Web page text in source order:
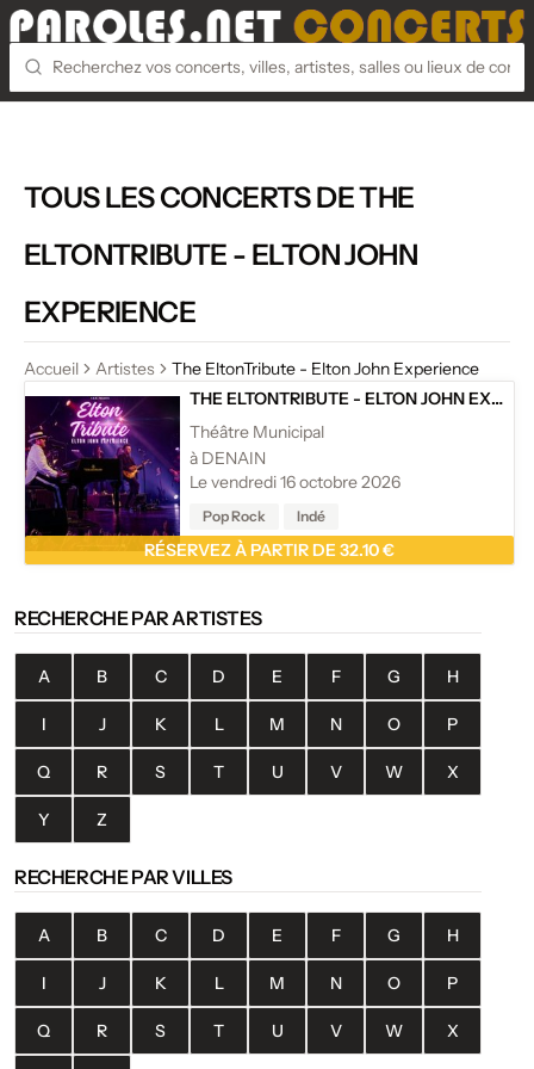
TOUS LES CONCERTS DE THE
ELTONTRIBUTE - ELTON JOHN
EXPERIENCE
Accueil Artistes
The EltonTribute - Elton John Experience
THE ELTONTRIBUTE - ELTON JOHN EXPERIENCE
Théâtre Municipal
à DENAIN
Le vendredi 16 octobre 2026
Pop Rock Indé
RÉSERVEZ À PARTIR DE 32.10 €
RECHERCHE PAR ARTISTES
A B C D E F G H
I J K L M N O P
Q R S T U V W X
Y Z
RECHERCHE PAR VILLES
A B C D E F G H
I J K L M N O P
Q R S T U V W X